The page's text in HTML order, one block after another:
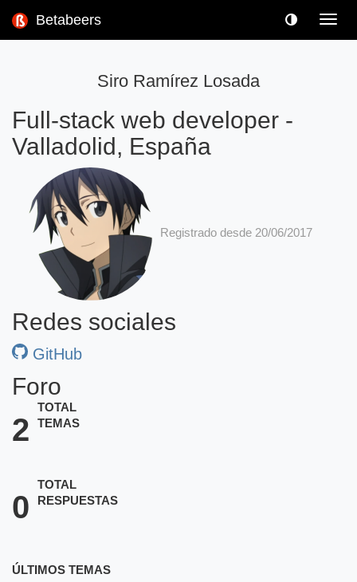
Betabeers
Siro Ramírez Losada
Full-stack web developer -
Valladolid, España
Registrado desde 20/06/2017
Redes sociales
GitHub
Foro
2
TOTAL
TEMAS
0
TOTAL
RESPUESTAS
ÚLTIMOS TEMAS